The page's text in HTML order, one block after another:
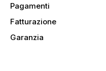
Pagamenti
Fatturazione
Garanzia